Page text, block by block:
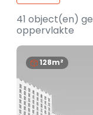
41 object(en)
oppervlakte
128m²